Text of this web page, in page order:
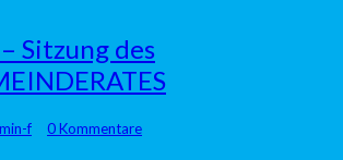
Sitzung des
f Kommentare
0 Kommentare